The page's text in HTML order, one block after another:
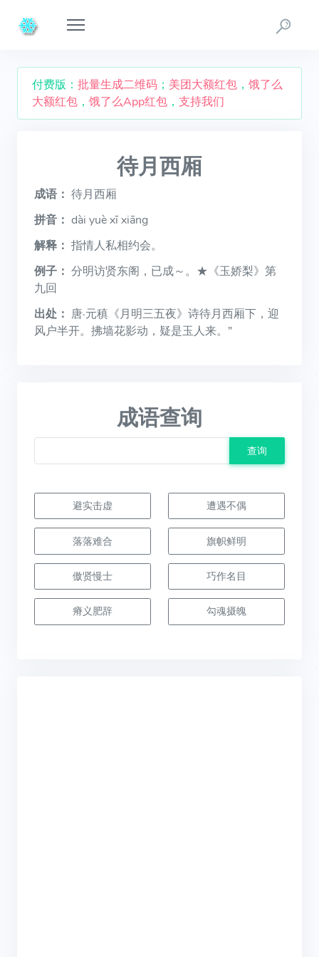
付费版： 批量生成二维码 ； 美团大额红包 ， 饿了么
大额红包 ， 饿了么App红包 ， 支持我们
待月西厢
成语： 待月西厢
拼音： dài yuè xī xiāng
解释： 指情人私相约会。
例子： 分明访贤东阁，已成～。★《玉娇梨》第
九回
出处： 唐·元稹《月明三五夜》诗待月西厢下，迎
风户半开。拂墙花影动，疑是玉人来。”
成语查询
查询
避实击虚 遭遇不偶
落落难合 旗帜鲜明
傲贤慢士 巧作名目
瘠义肥辞 勾魂摄魄